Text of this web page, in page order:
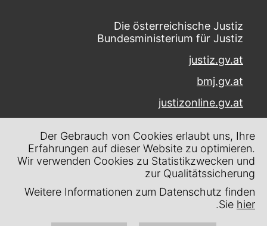
Die österreichische Justiz
Bundesministerium für Justiz
justiz.gv.at
bmj.gv.at
justizonline.gv.at
Museumstraße 7
1070 Wien
Kontakt
Impressum
Der Gebrauch von Cookies erlaubt uns, Ihre
Erfahrungen auf dieser Website zu optimieren.
Wir verwenden Cookies zu Statistikzwecken und
zur Qualitätssicherung
Weitere Informationen zum Datenschutz finden
Sie hier
.